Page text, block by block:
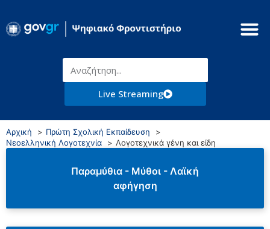
Live Streaming
Αρχική
Πρώτη Σχολική Εκπαίδευση
Νεοελληνική Λογοτεχνία
Λογοτεχνικά γένη και είδη
Παραμύθια - Μύθοι - Λαϊκή
αφήγηση